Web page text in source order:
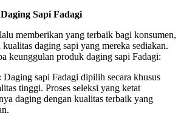
Sapi Fadagi
memberikan yang terbaik bagi konsumen,
daging sapi yang mereka sediakan.
keunggulan produk daging sapi Fadagi:
Daging sapi Fadagi dipilih secara khusus
tinggi. Proses seleksi yang ketat
daging dengan kualitas terbaik yang